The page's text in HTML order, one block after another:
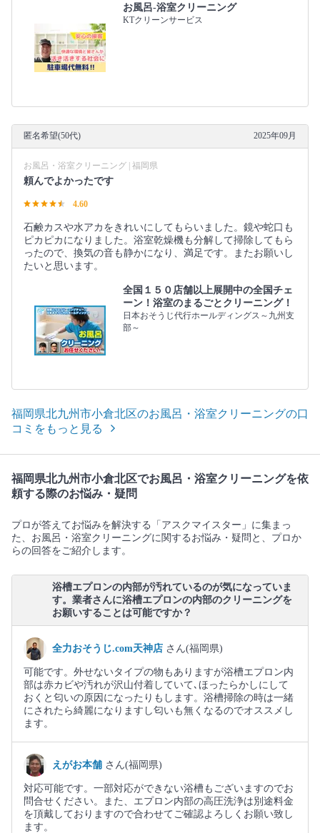
お風呂-浴室クリーニング
KTクリーンサービス
匿名希望(50代) 2025年09月
お風呂・浴室クリーニング | 福岡県
頼んでよかったです
4.60
石鹸カスや水アカをきれいにしてもらいました。鏡や蛇口も
ピカピカになりました。浴室乾燥機も分解して掃除してもら
ったので、換気の音も静かになり、満足です。またお願いし
たいと思います。
全国１５０店舗以上展開中の全国チェ
ーン！浴室のまるごとクリーニング！
日本おそうじ代行ホールディングス～九州支
部～
福岡県北九州市小倉北区のお風呂・浴室クリーニングの口
コミをもっと見る
福岡県北九州市小倉北区でお風呂・浴室クリーニングを依
頼する際のお悩み・疑問
プロが答えてお悩みを解決する「アスクマイスター」に集まっ
た、お風呂・浴室クリーニングに関するお悩み・疑問と、プロか
らの回答をご紹介します。
浴槽エプロンの内部が汚れているのが気になっていま
す。業者さんに浴槽エプロンの内部のクリーニングを
お願いすることは可能ですか？
全力おそうじ.com天神店 さん(福岡県)
可能です。外せないタイプの物もありますが浴槽エプロン内
部は赤カビや汚れが沢山付着していて､ほったらかしにして
おくと匂いの原因になったりもします。浴槽掃除の時は一緒
にされたら綺麗になりますし匂いも無くなるのでオススメし
ます。
えがお本舗 さん(福岡県)
対応可能です。一部対応ができない浴槽もございますのでお
問合せください。また、エプロン内部の高圧洗浄は別途料金
を頂戴しておりますので合わせてご確認よろしくお願い致し
ます。